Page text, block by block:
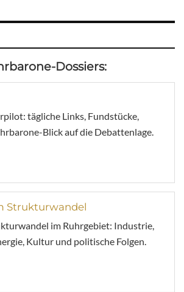
Dossiers:
tägliche Links, Fundstücke,
Blick auf die Debattenlage.
Strukturwandel
im Ruhrgebiet: Industrie,
Kultur und politische Folgen.